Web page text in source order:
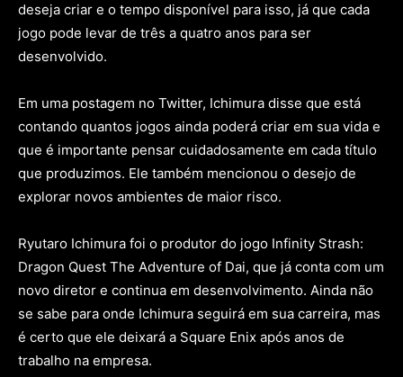
deseja criar e o tempo disponível para isso, já que cada
jogo pode levar de três a quatro anos para ser
desenvolvido.
Em uma postagem no Twitter, Ichimura disse que está
contando quantos jogos ainda poderá criar em sua vida e
que é importante pensar cuidadosamente em cada título
que produzimos. Ele também mencionou o desejo de
explorar novos ambientes de maior risco.
Ryutaro Ichimura foi o produtor do jogo Infinity Strash:
Dragon Quest The Adventure of Dai, que já conta com um
novo diretor e continua em desenvolvimento. Ainda não
se sabe para onde Ichimura seguirá em sua carreira, mas
é certo que ele deixará a Square Enix após anos de
trabalho na empresa.